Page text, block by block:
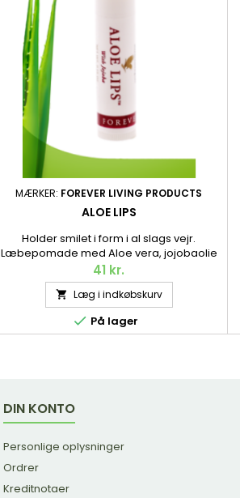
MÆRKER: FOREVER LIVING PRODUCTS
ALOE LIPS
Holder smilet i form i al slags vejr.
Læbepomade med Aloe vera, jojobaolie
og bivoks, der gør dine læber bløde og
glatte – og beskytter dem mod vejr og
vind. 4,25 g.
41 kr.
 Læg i indkøbskurv
 På lager
DIN KONTO
Personlige oplysninger
Ordrer
Kreditnotaer